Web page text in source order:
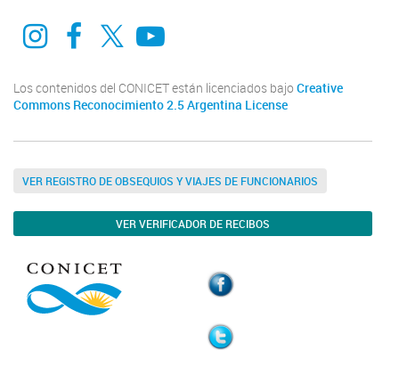
Instagram
Facebook
TwitterYoutube
Los contenidos del CONICET están licenciados bajo Creative
Commons Reconocimiento 2.5 Argentina License
VER REGISTRO DE OBSEQUIOS Y VIAJES DE FUNCIONARIOS
VER VERIFICADOR DE RECIBOS